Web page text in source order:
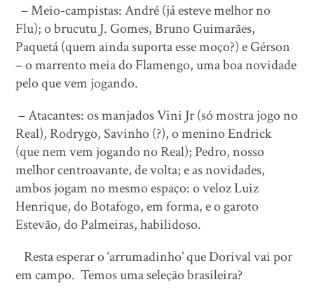
– Meio-campistas: André (já esteve melhor no
Flu); o brucutu J. Gomes, Bruno Guimarães,
Paquetá (quem ainda suporta esse moço?) e Gérson
– o marrento meia do Flamengo, uma boa novidade
pelo que vem jogando.
– Atacantes: os manjados Vini Jr (só mostra jogo no
Real), Rodrygo, Savinho (?), o menino Endrick
(que nem vem jogando no Real); Pedro, nosso
melhor centroavante, de volta; e as novidades,
ambos jogam no mesmo espaço: o veloz Luiz
Henrique, do Botafogo, em forma, e o garoto
Estevão, do Palmeiras, habilidoso.
Resta esperar o ‘arrumadinho’ que Dorival vai por
em campo. Temos uma seleção brasileira?